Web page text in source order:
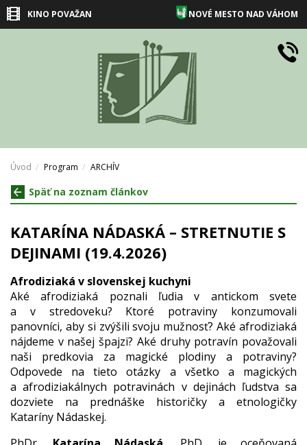
KINO POVAŽAN NOVÉ MESTO NAD VÁHOM
Úvod Program ARCHÍV
Späť na zoznam článkov
KATARÍNA NÁDASKÁ – STRETNUTIE S
DEJINAMI (19.4.2026)
Afrodiziaká v slovenskej kuchyni
Aké afrodiziaká poznali ľudia v antickom svete
a v stredoveku? Ktoré potraviny konzumovali
panovníci, aby si zvýšili svoju mužnosť? Aké afrodiziaká
nájdeme v našej špajzi? Aké druhy potravín považovali
naši predkovia za magické plodiny a potraviny?
Odpovede na tieto otázky a všetko a magických
a afrodiziakálnych potravinách v dejinách ľudstva sa
dozviete na prednáške historičky a etnologičky
Kataríny Nádaskej.